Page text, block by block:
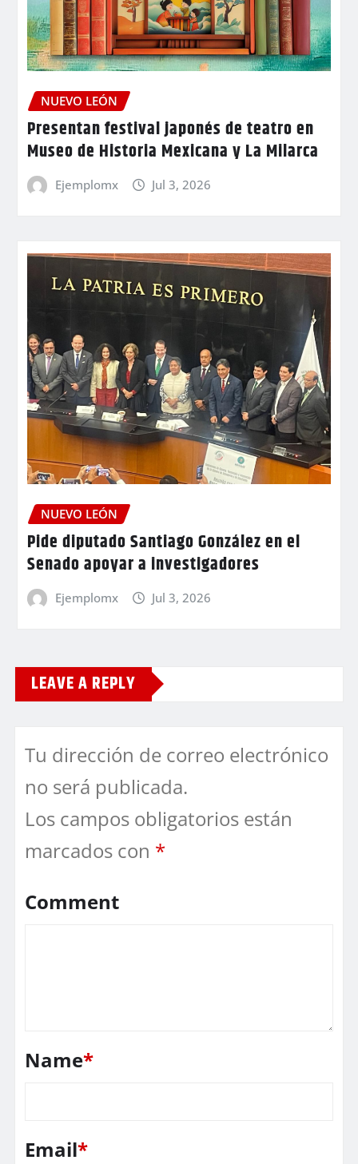
NUEVO LEÓN
Presentan festival japonés de teatro en
Museo de Historia Mexicana y La Milarca
Ejemplomx Jul 3, 2026
NUEVO LEÓN
Pide diputado Santiago González en el
Senado apoyar a investigadores
Ejemplomx Jul 3, 2026
LEAVE A REPLY
Tu dirección de correo electrónico
no será publicada.
Los campos obligatorios están
marcados con *
Comment
Name*
Email*